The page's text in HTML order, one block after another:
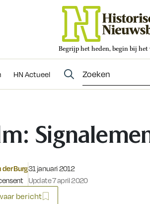
Begrijp het heden, begin bij het
HN Actueel
Evenementen
der BurgGepubliceerd op:
31 januari 2012
Update 7 april 2020
bericht